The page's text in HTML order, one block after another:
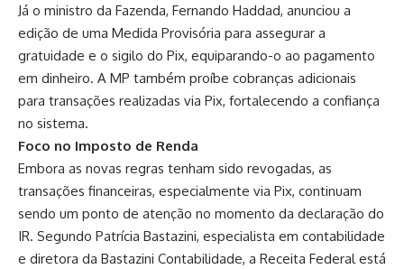
Já o ministro da Fazenda, Fernando Haddad, anunciou a
edição de uma Medida Provisória para assegurar a
gratuidade e o sigilo do Pix, equiparando-o ao pagamento
em dinheiro. A MP também proíbe cobranças adicionais
para transações realizadas via Pix, fortalecendo a confiança
no sistema.
Foco no Imposto de Renda
Embora as novas regras tenham sido revogadas, as
transações financeiras, especialmente via Pix, continuam
sendo um ponto de atenção no momento da declaração do
IR. Segundo Patrícia Bastazini, especialista em contabilidade
e diretora da Bastazini Contabilidade, a Receita Federal está